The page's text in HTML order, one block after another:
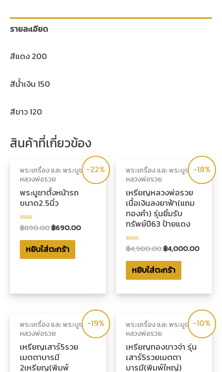
รายละเอียด
สีแดง 200
สีน้ำเงิน 150
สีขาว 120
สินค้าที่เกี่ยวข้อง
-22%
พระเครื่อง และ พระบูชา
หลวงพ่อรวย
พระบูชาตั้งหน้ารถ
ขนาด2.5นิ้ว
ให้
0
ตั้งแต่
5
฿890.00฿690.00
หยิบใส่ตะกร้า
-18%
พระเครื่อง และ พระบูชา
หลวงพ่อรวย
เหรียญหลวงพ่อรวย
เนื้อเงินลงยาฟ้า(แถม
ทองคำ) รุ่นยิ้มรับ
ทรัพย์ปี63 ป้ายแดง
ให้
คะแนน
0
ตั้งแต่
5
฿4,900.00฿4,000.00
หยิบใส่ตะกร้า
-19%
พระเครื่อง และ พระบูชา
หลวงพ่อรวย
เหรียญเสาร์5รวย
เมตตาบารมี
2เหรียญ(พิมพ์
-10%
พระเครื่อง และ พระบูชา
หลวงพ่อรวย
เหรียญทองขาวจ่า รุ่น
เสาร์5รวยเมตตา
บารมี(พิมพ์ใหญ่)